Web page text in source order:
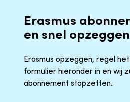
Erasmus
en snel opzeggen
Erasmus opzeggen, regel het
formulier hieronder in en wij
abonnement stopzetten.